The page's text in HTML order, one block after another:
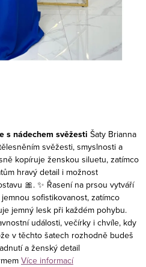
s nádechem svěžesti Šaty Brianna
svěžesti, smyslnosti a
kopíruje ženskou siluetu, zatímco
hravý detail i možnost
🎀. ✨ Řasení na prsou vytváří
sofistikovanost, zatímco
jemný lesk při každém pohybu.
události, večírky i chvíle, kdy
v těchto šatech rozhodně budeš
a ženský detail
Více informací